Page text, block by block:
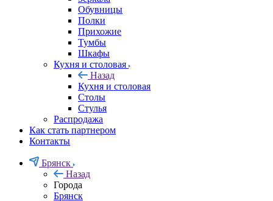
Обувницы
Полки
Прихожие
Тумбы
Шкафы
Кухня и столовая
Назад
Кухня и столовая
Столы
Стулья
Распродажа
Как стать партнером
Контакты
Брянск
Назад
Города
Брянск